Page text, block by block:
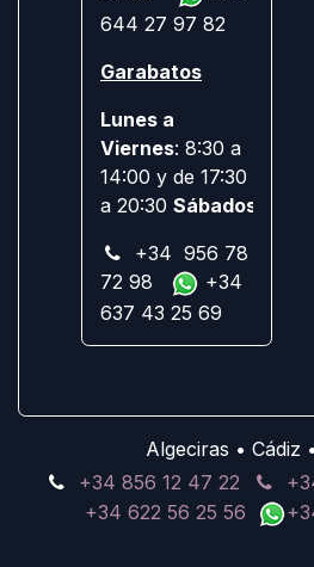
644 27 97 82
Garabatos
Lunes a
Viernes: 8:30 a
14:00 y de 17:30
a 20:30 Sábados:
+34 956 78
72 98
+34
637 43 25 69
Algeciras • Cádiz
+34 856 12 47 22
+34 622 56 25 56